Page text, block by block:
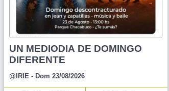
UN MEDIODIA DE DOMINGO
DIFERENTE
@IRIE - Dom 23/08/2026